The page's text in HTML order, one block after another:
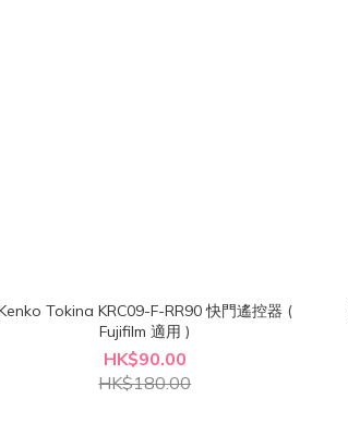
Tokina KRC09-F-RR90 快門遙控器 (
Fujifilm 適用 )
HK$90.00
HK$180.00